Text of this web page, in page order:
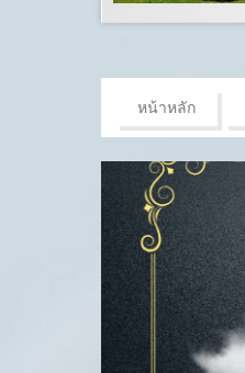
หน้าหลัก